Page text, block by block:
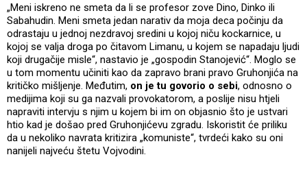
„Meni iskreno ne smeta da li se profesor zove Dino, Dinko ili
Sabahudin. Meni smeta jedan narativ da moja deca počinju da
odrastaju u jednoj nezdravoj sredini u kojoj niču kockarnice, u
kojoj se valja droga po čitavom Limanu, u kojem se napadaju ljudi
koji drugačije misle“, nastavio je „gospodin Stanojević“. Moglo se
u tom momentu učiniti kao da zapravo brani pravo Gruhonjića na
kritičko mišljenje. Međutim, on je tu govorio o sebi, odnosno o
medijima koji su ga nazvali provokatorom, a poslije nisu htjeli
napraviti intervju s njim u kojem bi im on objasnio što je ustvari
htio kad je došao pred Gruhonjićevu zgradu. Iskoristit će priliku
da u nekoliko navrata kritizira „komuniste“, tvrdeći kako su oni
nanijeli najveću štetu Vojvodini.